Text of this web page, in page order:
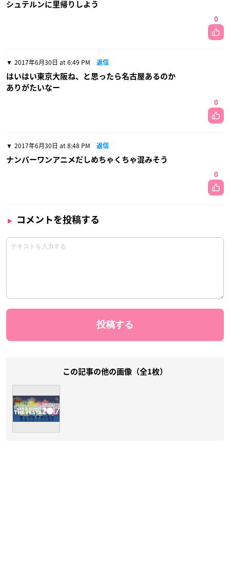
シュテルンに里帰りしよう
0
2017年6月30日 at 6:49 PM 返信
はいはい東京大阪ね、と思ったら名古屋あるのか
ありがたいなー
0
2017年6月30日 at 8:48 PM 返信
ナンバーワンアニメだしめちゃくちゃ混みそう
0
コメントを投稿する
この記事の他の画像（全1枚）